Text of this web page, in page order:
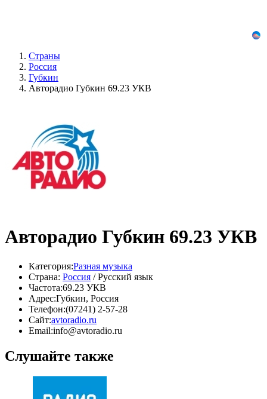
Страны
Россия
Губкин
Авторадио Губкин 69.23 УКВ
Авторадио Губкин 69.23 УКВ
Категория:Разная музыка
Страна: Россия / Русский язык
Частота:69.23 УКВ
Адрес:Губкин, Россия
Телефон:(07241) 2-57-28
Сайт:avtoradio.ru
Email:info@avtoradio.ru
Слушайте также